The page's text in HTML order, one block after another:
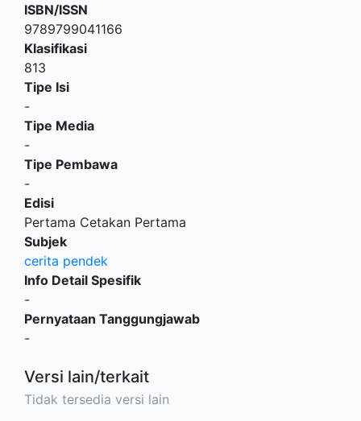
ISBN/ISSN
9789799041166
Klasifikasi
813
Tipe Isi
-
Tipe Media
-
Tipe Pembawa
-
Edisi
Pertama Cetakan Pertama
Subjek
cerita pendek
Info Detail Spesifik
-
Pernyataan Tanggungjawab
-
Versi lain/terkait
Tidak tersedia versi lain